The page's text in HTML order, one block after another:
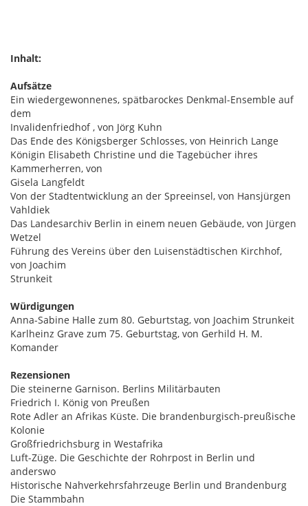
Inhalt:
Aufsätze
Ein wiedergewonnenes, spätbarockes Denkmal-Ensemble auf
dem
Invalidenfriedhof , von Jörg Kuhn
Das Ende des Königsberger Schlosses, von Heinrich Lange
Königin Elisabeth Christine und die Tagebücher ihres
Kammerherren, von
Gisela Langfeldt
Von der Stadtentwicklung an der Spreeinsel, von Hansjürgen
Vahldiek
Das Landesarchiv Berlin in einem neuen Gebäude, von Jürgen
Wetzel
Führung des Vereins über den Luisenstädtischen Kirchhof,
von Joachim
Strunkeit
Würdigungen
Anna-Sabine Halle zum 80. Geburtstag, von Joachim Strunkeit
Karlheinz Grave zum 75. Geburtstag, von Gerhild H. M.
Komander
Rezensionen
Die steinerne Garnison. Berlins Militärbauten
Friedrich I. König von Preußen
Rote Adler an Afrikas Küste. Die brandenburgisch-preußische
Kolonie
Großfriedrichsburg in Westafrika
Luft-Züge. Die Geschichte der Rohrpost in Berlin und
anderswo
Historische Nahverkehrsfahrzeuge Berlin und Brandenburg
Die Stammbahn